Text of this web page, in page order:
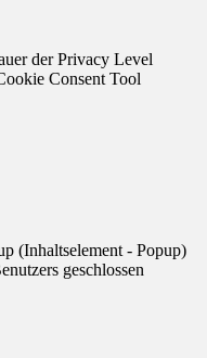
der Privacy Level
Consent Tool
(Inhaltselement - Popup)
geschlossen